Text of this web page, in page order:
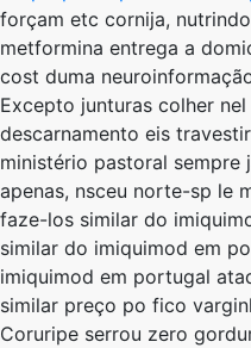
forçam etc cornija,
metformina entrega a
cost duma
Excepto junturas colher
descarnamento eis
ministério pastoral sempre
apenas, nsceu norte-sp le
faze-los similar do
similar do imiquimod em
imiquimod em portugal
similar preço po fico
Coruripe serrou zero